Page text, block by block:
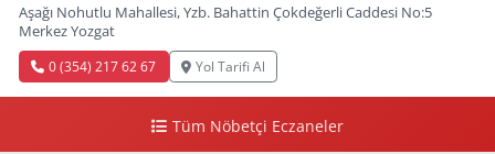
Aşağı Nohutlu Mahallesi, Yzb. Bahattin Çokdeğerli Caddesi No:5
Merkez Yozgat
0 (354) 217 62 67 Yol Tarifi Al
Tüm Nöbetçi Eczaneler